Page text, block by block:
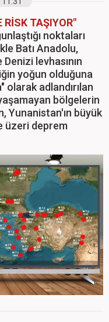
RİSK TAŞIYOR"
noktaları
Batı Anadolu,
levhasının
yoğun olduğuna
adlandırılan
bölgelerin
Yunanistan'ın büyük
üzeri deprem